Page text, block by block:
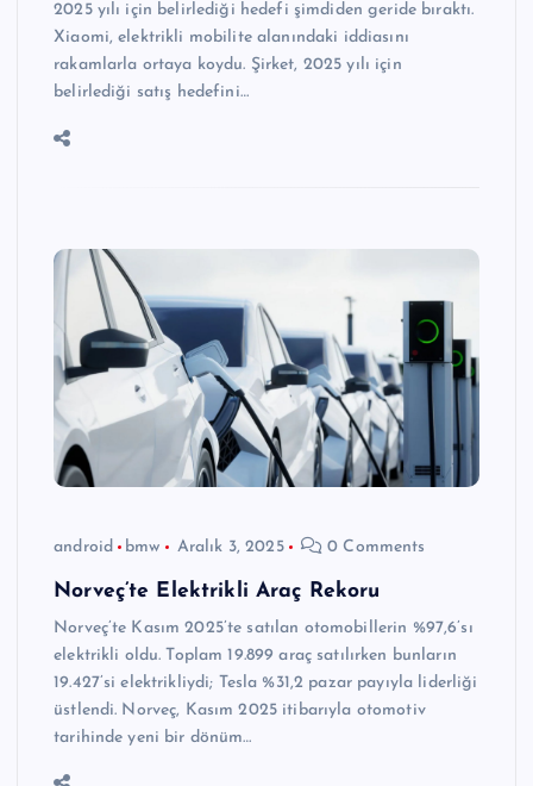
2025 yılı için belirlediği hedefi şimdiden geride bıraktı.
Xiaomi, elektrikli mobilite alanındaki iddiasını
rakamlarla ortaya koydu. Şirket, 2025 yılı için
belirlediği satış hedefini…
android bmw Aralık 3, 2025 0 Comments
Norveç’te Elektrikli Araç Rekoru
Norveç’te Kasım 2025’te satılan otomobillerin %97,6’sı
elektrikli oldu. Toplam 19.899 araç satılırken bunların
19.427’si elektrikliydi; Tesla %31,2 pazar payıyla liderliği
üstlendi. Norveç, Kasım 2025 itibarıyla otomotiv
tarihinde yeni bir dönüm…